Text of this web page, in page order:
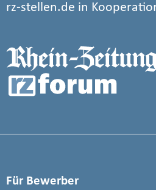
rz-stellen.de in
Für Bewerber